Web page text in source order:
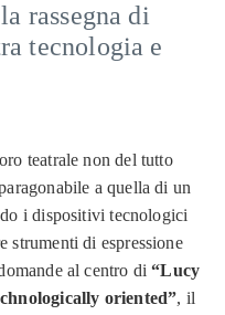
rassegna di
tecnologia e
teatrale non del tutto
a quella di un
i dispositivi tecnologici
strumenti di espressione
al centro di“Lucy
oriented”, il